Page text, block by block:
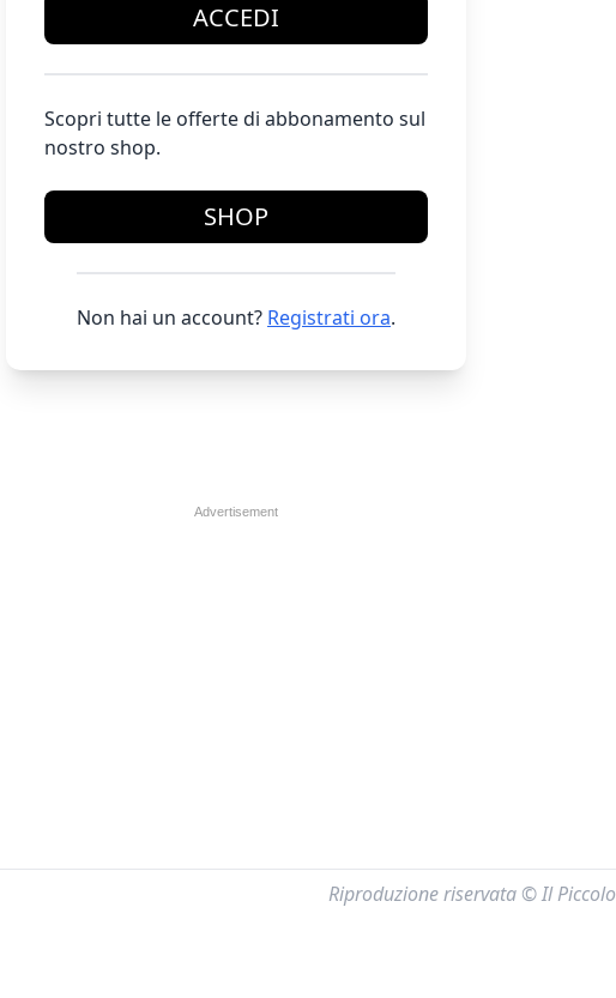
ACCEDI
Scopri tutte le offerte di abbonamento sul
nostro shop.
SHOP
Non hai un account? Registrati ora.
Riproduzione riservata © Il Piccolo